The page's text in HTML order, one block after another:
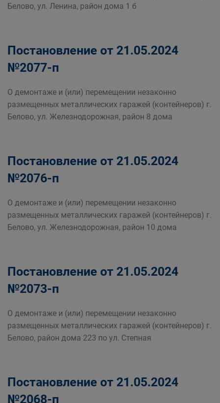
Белово, ул. Ленина, район дома 1 б
Постановление от 21.05.2024
№2077-п
О демонтаже и (или) перемещении незаконно
размещенных металлических гаражей (контейнеров) г.
Белово, ул. Железнодорожная, район 8 дома
Постановление от 21.05.2024
№2076-п
О демонтаже и (или) перемещении незаконно
размещенных металлических гаражей (контейнеров) г.
Белово, ул. Железнодорожная, район 10 дома
Постановление от 21.05.2024
№2073-п
О демонтаже и (или) перемещении незаконно
размещенных металлических гаражей (контейнеров) г.
Белово, район дома 223 по ул. Степная
Постановление от 21.05.2024
№2068-п